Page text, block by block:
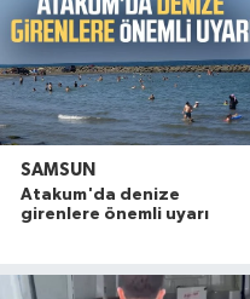
SAMSUN
Atakum'da denize
girenlere önemli uyarı